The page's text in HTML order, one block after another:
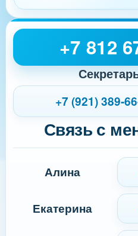
+7 812
+7 (921) 389-
Связь с
Алина
Екатерина